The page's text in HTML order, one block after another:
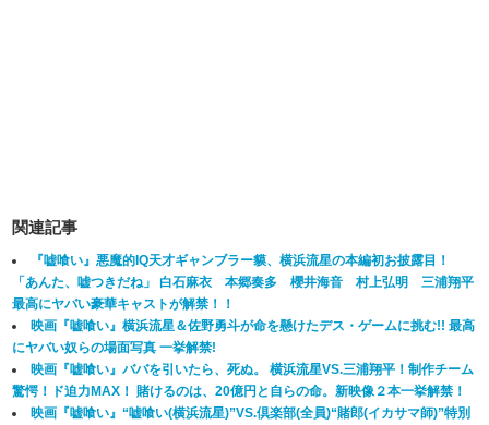
関連記事
『嘘喰い』悪魔的IQ天才ギャンブラー貘、横浜流星の本編初お披露目！
「あんた、嘘つきだね」 白石麻衣 本郷奏多 櫻井海音 村上弘明 三浦翔平
最高にヤバい豪華キャストが解禁！！
映画『嘘喰い』横浜流星＆佐野勇斗が命を懸けたデス・ゲームに挑む!! 最高
にヤバい奴らの場面写真 一挙解禁!
映画『嘘喰い』ババを引いたら、死ぬ。 横浜流星VS.三浦翔平！制作チーム
驚愕！ド迫力MAX！ 賭けるのは、20億円と自らの命。新映像２本一挙解禁！
映画『嘘喰い』“嘘喰い(横浜流星)”VS.倶楽部(全員)“賭郎(イカサマ師)”特別